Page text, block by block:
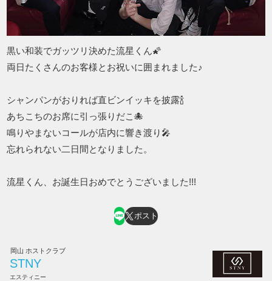
黒い和装でガッツリ決めた流星くん🌠
両日たくさんのお客様とお祝いに囲まれました♪
シャンパンがおりれば直ビンイッキを披露🍾
あちこちのお席に引っ張りだこ🐙
鳴りやまないコールが店内に響き渡り🎤
忘れられない二日間となりました。
流星くん、お誕生日おめでとうございました!!!
ポスト
岡山 ホストクラブ
STNY
エスティニー